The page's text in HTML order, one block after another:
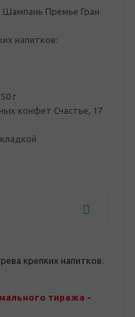
Шампань Премье Гран
напитков:
г
конфет Счастье, 17
крепких напитков.
тиража -